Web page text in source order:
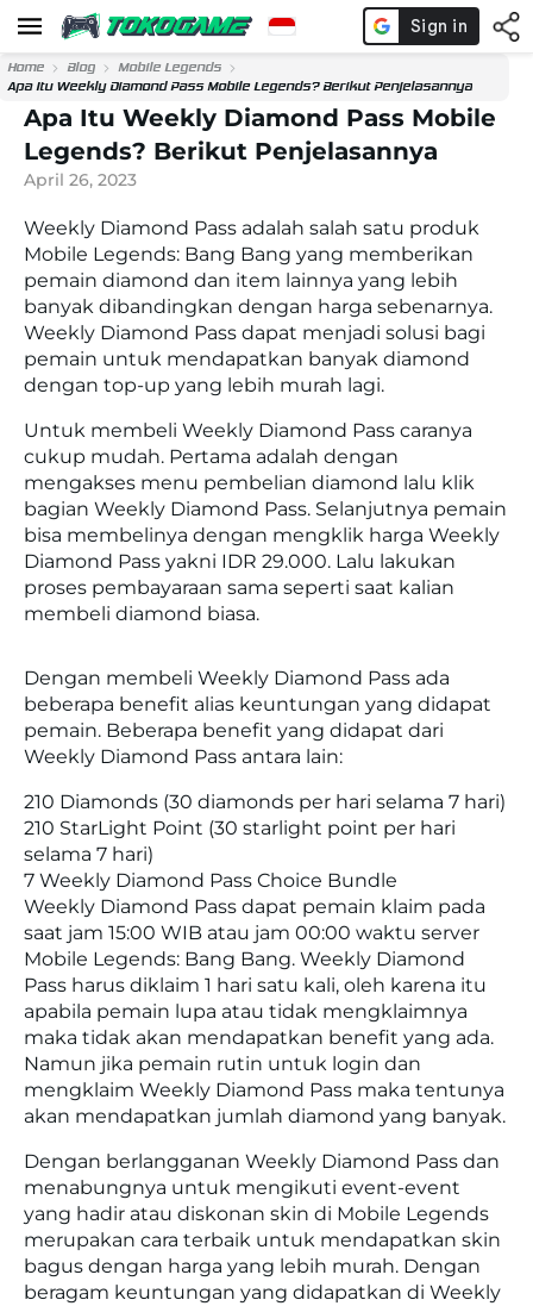
Home Blog
Mobile Legends
Apa Itu Weekly Diamond Pass Mobile Legends? Berikut Penjelasannya
Apa Itu Weekly Diamond Pass Mobile
Legends? Berikut Penjelasannya
April 26, 2023
Weekly Diamond Pass adalah salah satu produk
Mobile Legends: Bang Bang yang memberikan
pemain diamond dan item lainnya yang lebih
banyak dibandingkan dengan harga sebenarnya.
Weekly Diamond Pass dapat menjadi solusi bagi
pemain untuk mendapatkan banyak diamond
dengan top-up yang lebih murah lagi.
Untuk membeli Weekly Diamond Pass caranya
cukup mudah. Pertama adalah dengan
mengakses menu pembelian diamond lalu klik
bagian Weekly Diamond Pass. Selanjutnya pemain
bisa membelinya dengan mengklik harga Weekly
Diamond Pass yakni IDR 29.000. Lalu lakukan
proses pembayaraan sama seperti saat kalian
membeli diamond biasa.
Dengan membeli Weekly Diamond Pass ada
beberapa benefit alias keuntungan yang didapat
pemain. Beberapa benefit yang didapat dari
Weekly Diamond Pass antara lain:
210 Diamonds (30 diamonds per hari selama 7 hari)
210 StarLight Point (30 starlight point per hari
selama 7 hari)
7 Weekly Diamond Pass Choice Bundle
Weekly Diamond Pass dapat pemain klaim pada
saat jam 15:00 WIB atau jam 00:00 waktu server
Mobile Legends: Bang Bang. Weekly Diamond
Pass harus diklaim 1 hari satu kali, oleh karena itu
apabila pemain lupa atau tidak mengklaimnya
maka tidak akan mendapatkan benefit yang ada.
Namun jika pemain rutin untuk login dan
mengklaim Weekly Diamond Pass maka tentunya
akan mendapatkan jumlah diamond yang banyak.
Dengan berlangganan Weekly Diamond Pass dan
menabungnya untuk mengikuti event-event
yang hadir atau diskonan skin di Mobile Legends
merupakan cara terbaik untuk mendapatkan skin
bagus dengan harga yang lebih murah. Dengan
beragam keuntungan yang didapatkan di Weekly